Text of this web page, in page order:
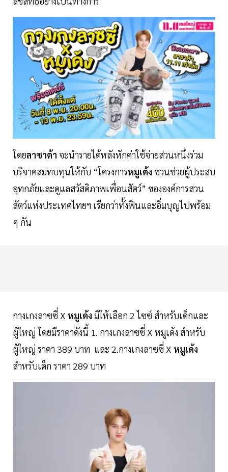
โดยลาซาด้า จะนำรายได้หลังหักค่าใช้จ่ายส่วนหนึ่งร่วม
บริจาคสมทบทุนให้กับ “โครงการหมูเด้ง ชวนช่วยผู้ประสบ
อุทกภัยและดูแลสวัสดิภาพเพื่อนสัตว์” ขององค์การสวน
สัตว์แห่งประเทศไทยฯ เรียกว่าทั้งฟินและอิ่มบุญไปพร้อม
ๆ กัน
กางเกงลาซซี่ X หมูเด้ง มีให้เลือก 2 ไซซ์ สำหรับเด็กและ
ผู้ใหญ่ โดยมีราคาดังนี้ 1. กางเกงลาซซี่ X หมูเด้ง สำหรับ
ผู้ใหญ่ ราคา 389 บาท และ 2.กางเกงลาซซี่ X หมูเด้ง
สำหรับเด็ก ราคา 289 บาท